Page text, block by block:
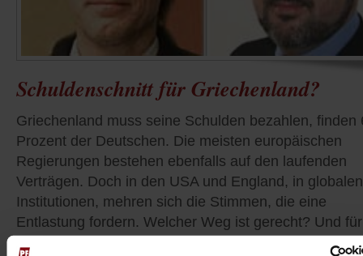
Schuldenschnitt für Griechenland?
Griechenland muss seine Schulden bezahlen, finden
Prozent der Deutschen. Die meisten europäischen
Regierungen bestehen ebenfalls auf den laufenden
Verträgen. Doch in den USA und England, in globalen
Institutionen, mehren sich die Stimmen, die eine
Entlastung fordern. Welcher Weg ist gerecht? Und für
wen? Das wollen wir von Ihnen in unserer Umfrage